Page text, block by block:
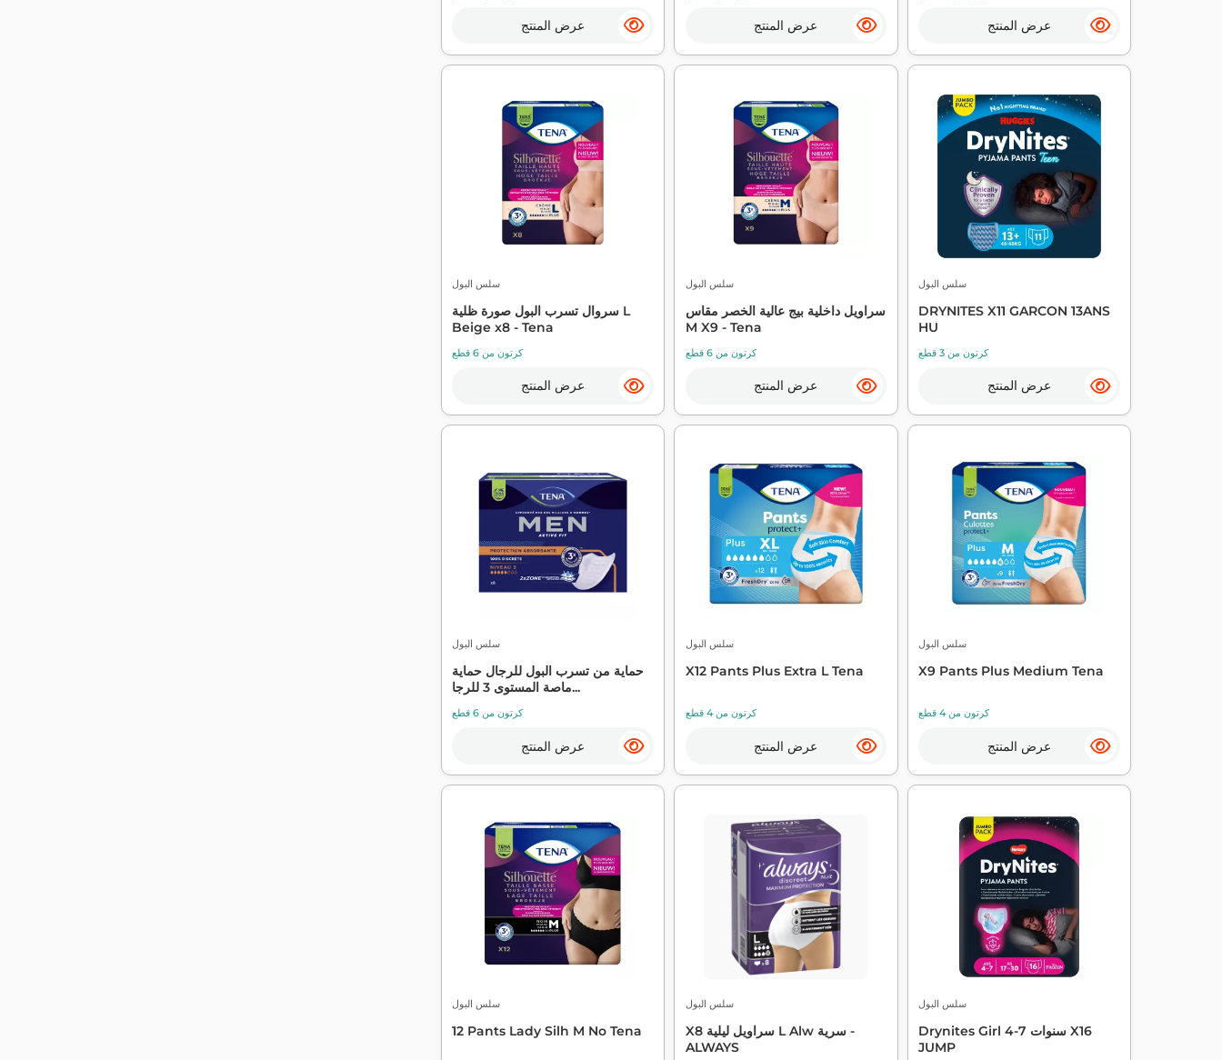
عرض المنتج عرض المنتج عرض المنتج
سلس البول
سروال تسرب البول صورة ظلية L
Beige x8 - Tena
كرتون من 6 قطع
عرض المنتج
سلس البول
سراويل داخلية بيج عالية الخصر مقاس
M X9 - Tena
كرتون من 6 قطع
عرض المنتج
سلس البول
DRYNITES X11 GARCON 13ANS
HU
كرتون من 3 قطع
عرض المنتج
سلس البول
حماية من تسرب البول للرجال حماية
ماصة المستوى 3 للرجا...
كرتون من 6 قطع
عرض المنتج
سلس البول
X12 Pants Plus Extra L Tena
كرتون من 4 قطع
عرض المنتج
سلس البول
X9 Pants Plus Medium Tena
كرتون من 4 قطع
عرض المنتج
سلس البول
12 Pants Lady Silh M No Tena
سلس البول
X8 سراويل ليلية L Alw سرية -
ALWAYS
سلس البول
Drynites Girl 4-7 سنوات X16
JUMP